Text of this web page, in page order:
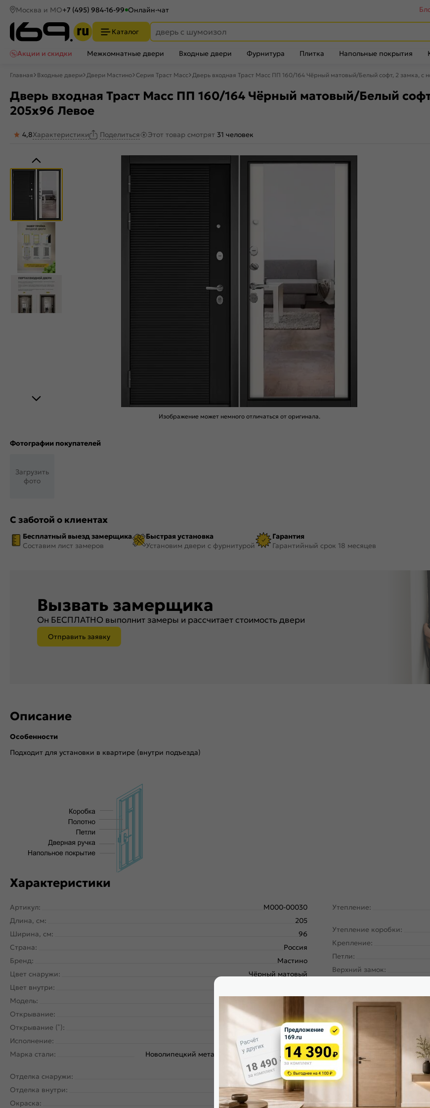
Москва и МО+7 (495) 984-16-99 Онлайн-чат
Каталог
Акции и скидки
Межкомнатные двери Входные двери Фурнитура Плитка Напольные покрытия
Главная Входные двери Двери Мастино Серия Траст Масс Дверь входная Траст Масс ПП 160/164 Чёрный матовый/Белый софт, 2 замка, с
Дверь входная Траст Масс ПП 160/164 Чёрный матовый/Белый
205x96 Левое
4,8Характеристики Поделиться Этот товар смотрят 31 человек
Изображение может немного отличаться от оригинала.
Фотографии покупателей
Загрузить
фото
С заботой о клиентах
Бесплатный выезд замерщика
Составим лист замеров
Быстрая установка
Установим двери с фурнитурой
Гарантия
Гарантийный срок 18 месяцев
Вызвать замерщика
Он БЕСПЛАТНО выполнит замеры и рассчитает стоимость двери
Отправить заявку
Описание
Особенности
Подходит для установки в квартире (внутри подъезда)
Характеристики
Артикул:
M000-00030
Длина, см:
205
Ширина, см:
96
Страна:
Россия
Бренд:
Мастино
Цвет снаружи:
Чёрный матовый
Цвет внутри:
Модель:
Открывание:
Левое
Открывание (˚):
180
Исполнение:
Панель-панель
Марка стали:
Новолипецкий металлургический завод, завод
Северсталь; РФ
Отделка снаружи:
Чёрный матовый 160
Отделка внутри:
Белый софт 164
Окраска:
Чёрный Муар металлик
Утепление:
Утепление коробки:
Крепление:
Петли:
Верхний замок:
Класс замка:
Класс шумоизоляции:
Цилиндр:
Накладка цилиндровая
Накладка цилиндровая
Накладка сувальдная
Накладка сувальдная
Ночная задвижка: